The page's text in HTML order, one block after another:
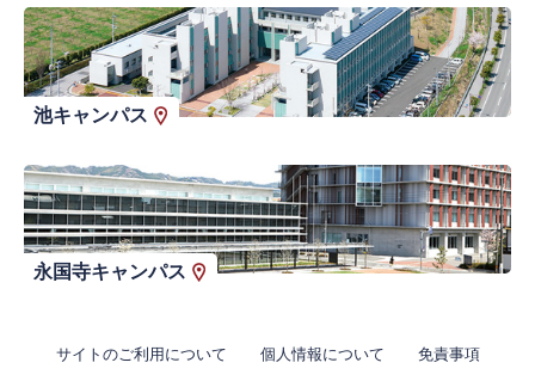
池キャンパス
永国寺キャンパス
サイトのご利用について 個人情報について 免責事項